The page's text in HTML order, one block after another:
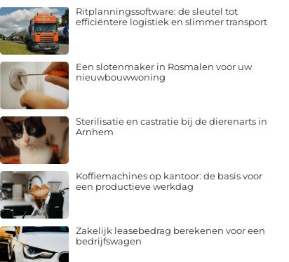
Ritplanningssoftware: de sleutel tot
efficiëntere logistiek en slimmer transport
Een slotenmaker in Rosmalen voor uw
nieuwbouwwoning
Sterilisatie en castratie bij de dierenarts in
Arnhem
Koffiemachines op kantoor: de basis voor
een productieve werkdag
Zakelijk leasebedrag berekenen voor een
bedrijfswagen